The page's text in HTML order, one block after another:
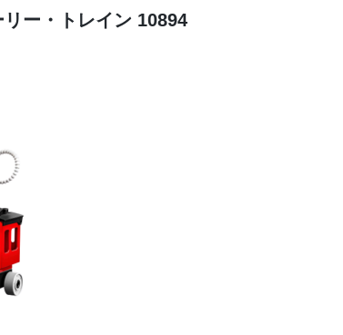
ー・トレイン 10894